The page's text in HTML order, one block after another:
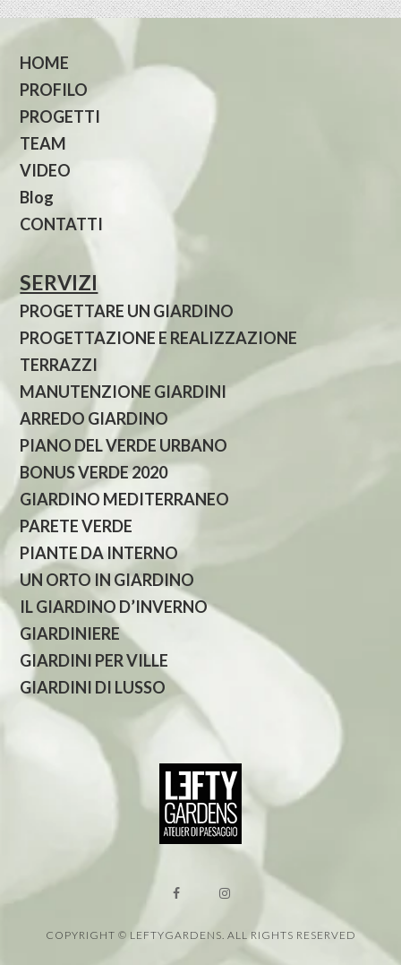
HOME
PROFILO
PROGETTI
TEAM
VIDEO
Blog
CONTATTI
SERVIZI
PROGETTARE UN GIARDINO
PROGETTAZIONE E REALIZZAZIONE
TERRAZZI
MANUTENZIONE GIARDINI
ARREDO GIARDINO
PIANO DEL VERDE URBANO
BONUS VERDE 2020
GIARDINO MEDITERRANEO
PARETE VERDE
PIANTE DA INTERNO
UN ORTO IN GIARDINO
IL GIARDINO D’INVERNO
GIARDINIERE
GIARDINI PER VILLE
GIARDINI DI LUSSO
COPYRIGHT © LEFTYGARDENS. ALL RIGHTS RESERVED